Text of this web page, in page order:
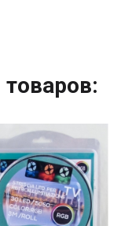
товаров: